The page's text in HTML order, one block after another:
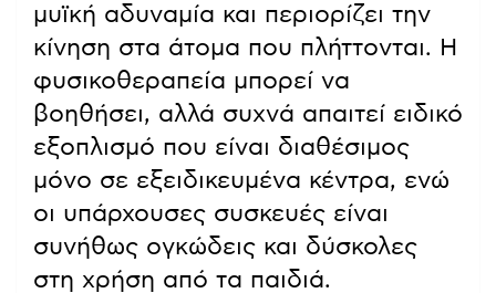
μυϊκή αδυναμία και περιορίζει την
κίνηση στα άτομα που πλήττονται. Η
φυσικοθεραπεία μπορεί να
βοηθήσει, αλλά συχνά απαιτεί ειδικό
εξοπλισμό που είναι διαθέσιμος
μόνο σε εξειδικευμένα κέντρα, ενώ
οι υπάρχουσες συσκευές είναι
συνήθως ογκώδεις και δύσκολες
στη χρήση από τα παιδιά.